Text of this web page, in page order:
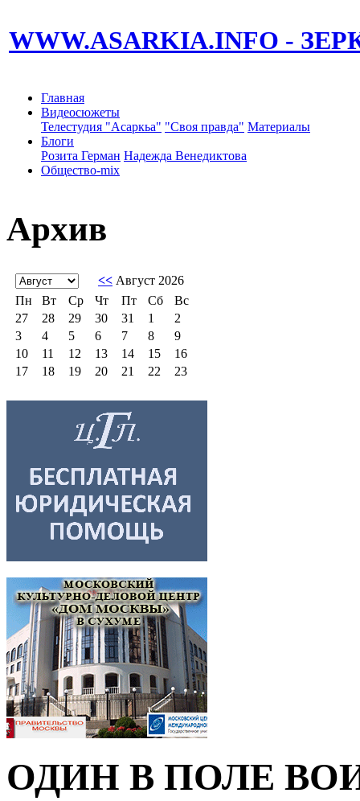
WWW.ASARKIA.INFO -
Главная
Видеосюжеты
Телестудия "Асаркьа" "Своя правда" Материалы
Блоги
Розита Герман Надежда Венедиктова
Общество-mix
Архив
ОДИН В ПОЛЕ